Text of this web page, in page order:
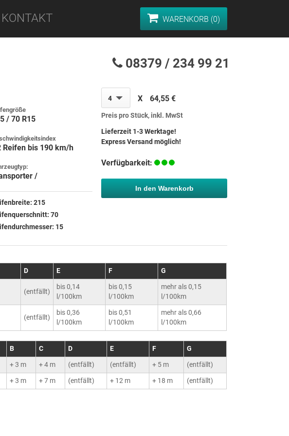
KONTAKT WARENKORB (0)
08379 / 234 99 21
/ 70 R15
Reifen bis 190 km/h
/
215
70
15
4 X 64,55 €
Preis pro Stück, inkl. MwSt
Lieferzeit 1-3 Werktage!
Express Versand möglich!
Verfügbarkeit:
In den Warenkorb
D E F G
(entfällt)
bis 0,14
l/100km
bis 0,15
l/100km
mehr als 0,15
l/100km
(entfällt)
bis 0,36
l/100km
bis 0,51
l/100km
mehr als 0,66
l/100km
B C D E F
G
+ 3 m + 4 m (entfällt) (entfällt) + 5 m
(entfällt)
+ 3 m + 7 m (entfällt) + 12 m + 18 m (entfällt)